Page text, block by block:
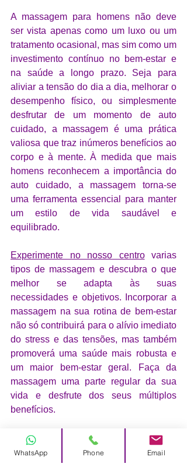
A massagem para homens não deve
ser vista apenas como um luxo ou um
tratamento ocasional, mas sim como um
investimento contínuo no bem-estar e
na saúde a longo prazo. Seja para
aliviar a tensão do dia a dia, melhorar o
desempenho físico, ou simplesmente
desfrutar de um momento de auto
cuidado, a massagem é uma prática
valiosa que traz inúmeros benefícios ao
corpo e à mente. À medida que mais
homens reconhecem a importância do
auto cuidado, a massagem torna-se
uma ferramenta essencial para manter
um estilo de vida saudável e
equilibrado.
Experimente no nosso centro varias
tipos de massagem e descubra o que
melhor se adapta às suas
necessidades e objetivos. Incorporar a
massagem na sua rotina de bem-estar
não só contribuirá para o alívio imediato
do stress e das tensões, mas também
promoverá uma saúde mais robusta e
um maior bem-estar geral. Faça da
massagem uma parte regular da sua
vida e desfrute dos seus múltiplos
benefícios.
Massagem
massagem para homens
Benefícios para a Saúde
Autocuidado e Bem-Estar | Lisboa
WhatsApp Phone Email